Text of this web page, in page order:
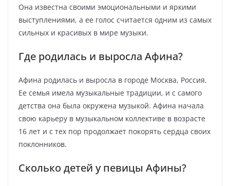
Она известна своими эмоциональными и яркими
выступлениями, а ее голос считается одним из самых
сильных и красивых в мире музыки.
Где родилась и выросла Афина?
Афина родилась и выросла в городе Москва, Россия.
Ее семья имела музыкальные традиции, и с самого
детства она была окружена музыкой. Афина начала
свою карьеру в музыкальном коллективе в возрасте
16 лет и с тех пор продолжает покорять сердца своих
поклонников.
Сколько детей у певицы Афины?